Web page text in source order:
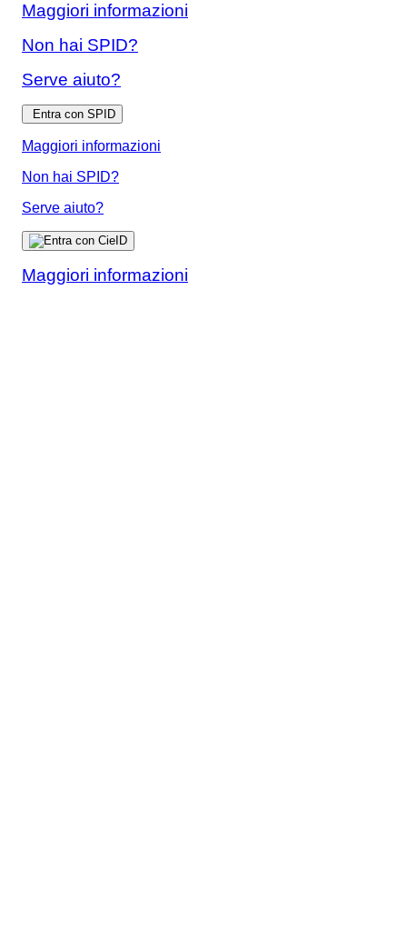
Maggiori informazioni
Non hai SPID?
Serve aiuto?
Entra con SPID
Maggiori informazioni
Non hai SPID?
Serve aiuto?
Maggiori informazioni